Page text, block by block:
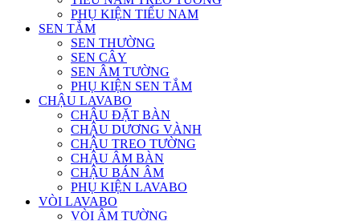
PHỤ KIỆN TIỂU NAM
SEN TẮM
SEN THƯỜNG
SEN CÂY
SEN ÂM TƯỜNG
PHỤ KIỆN SEN TẮM
CHẬU LAVABO
CHẬU ĐẶT BÀN
CHẬU DƯƠNG VÀNH
CHẬU TREO TƯỜNG
CHẬU ÂM BÀN
CHẬU BÁN ÂM
PHỤ KIỆN LAVABO
VÒI LAVABO
VÒI ÂM TƯỜNG